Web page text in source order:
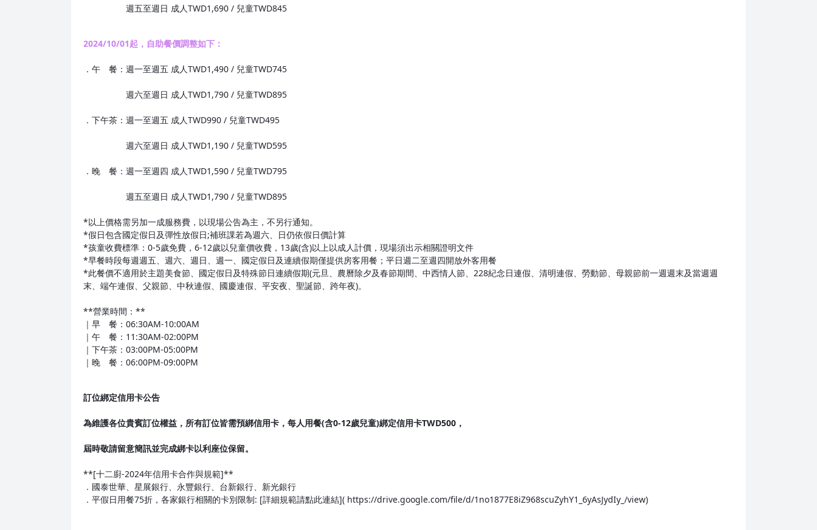
週五至週日 成人TWD1,690 / 兒童TWD845
2024/10/01起，自助餐價調整如下：
．午 餐：週一至週五 成人TWD1,490 / 兒童TWD745
週六至週日 成人TWD1,790 / 兒童TWD895
．下午茶：週一至週五 成人TWD990 / 兒童TWD495
週六至週日 成人TWD1,190 / 兒童TWD595
．晚 餐：週一至週四 成人TWD1,590 / 兒童TWD795
週五至週日 成人TWD1,790 / 兒童TWD895
*以上價格需另加一成服務費，以現場公告為主，不另行通知。
*假日包含國定假日及彈性放假日;補班課若為週六、日仍依假日價計算
*孩童收費標準：0-5歲免費，6-12歲以兒童價收費，13歲(含)以上以成人計價，現場須出示相關證明文件
*早餐時段每週週五、週六、週日、週一、國定假日及連續假期僅提供房客用餐；平日週二至週四開放外客用餐
*此餐價不適用於主題美食節、國定假日及特殊節日連續假期(元旦、農曆除夕及春節期間、中西情人節、228紀念日連假、清明連假、勞動節、母親節前一週週末及當週週
末、端午連假、父親節、中秋連假、國慶連假、平安夜、聖誕節、跨年夜)。
**營業時間：**
｜早 餐：06:30AM-10:00AM
｜午 餐：11:30AM-02:00PM
｜下午茶：03:00PM-05:00PM
｜晚 餐：06:00PM-09:00PM
訂位綁定信用卡公告
為維護各位貴賓訂位權益，所有訂位皆需預綁信用卡，每人用餐(含0-12歲兒童)綁定信用卡TWD500，
屆時敬請留意簡訊並完成綁卡以利座位保留。
**[十二廚-2024年信用卡合作與規範]**
．國泰世華、星展銀行、永豐銀行、台新銀行、新光銀行
．平假日用餐75折，各家銀行相關的卡別限制: [詳細規範請點此連結]( https://drive.google.com/file/d/1no1877E8iZ968scuZyhY1_6yAsJydIy_/view)